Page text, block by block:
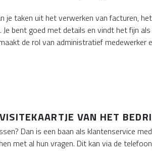
taken uit het verwerken van facturen,
bent goed met details en vindt het fijn
de rol van administratief medewerker
VAN HET
Dan is een baan als klantenservice
met al hun vragen. Dit kan via de